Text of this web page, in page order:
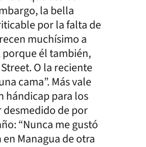
la bella
por la falta de
muchísimo a
él también,
O la reciente
cama”. Más vale
hándicap para los
de por
“Nunca me gustó
Managua de otra